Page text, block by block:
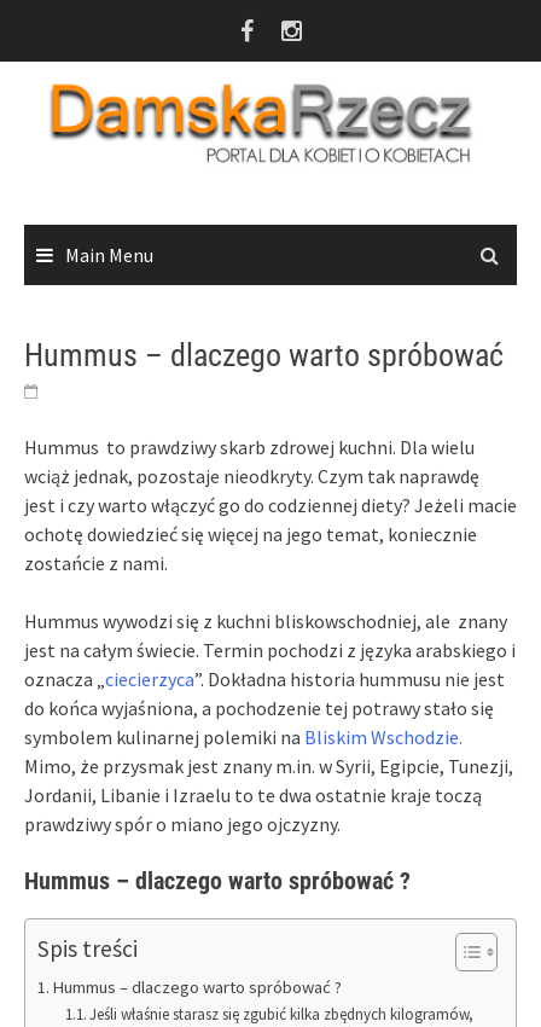
Main Menu
Hummus – dlaczego warto spróbować
Hummus to prawdziwy skarb zdrowej kuchni. Dla wielu
wciąż jednak, pozostaje nieodkryty. Czym tak naprawdę
jest i czy warto włączyć go do codziennej diety? Jeżeli macie
ochotę dowiedzieć się więcej na jego temat, koniecznie
zostańcie z nami.
Hummus wywodzi się z kuchni bliskowschodniej, ale znany
jest na całym świecie. Termin pochodzi z języka arabskiego i
oznacza „ciecierzyca”. Dokładna historia hummusu nie jest
do końca wyjaśniona, a pochodzenie tej potrawy stało się
symbolem kulinarnej polemiki na Bliskim Wschodzie.
Mimo, że przysmak jest znany m.in. w Syrii, Egipcie, Tunezji,
Jordanii, Libanie i Izraelu to te dwa ostatnie kraje toczą
prawdziwy spór o miano jego ojczyzny.
Hummus – dlaczego warto spróbować ?
Spis treści
Hummus – dlaczego warto spróbować ?
Jeśli właśnie starasz się zgubić kilka zbędnych kilogramów,